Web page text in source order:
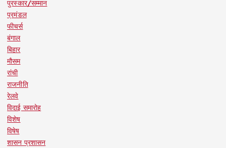
पुरस्कार/सम्मान
प्रमंडल
फीचर्स
बंगाल
बिहार
मौसम
रांची
राजनीति
रेलवे
विदाई समारोह
विशेष
विषेष
शासन प्रशासन